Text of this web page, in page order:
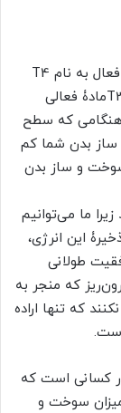
بدن به صورت طبیعی یک هورمون تیروئید غیر فعال به نام T4
تولید می‌‏کند، که سپس به T3 تبدیل می‏‌شود. T3مادۀ فعالی
که سطح
بدن شما کم
و ساز بدن
ما می‌‏توانیم
این انرژی،
طولانی
که منجر به
که تنها اراده
کسانی است که
میزان سوخت و